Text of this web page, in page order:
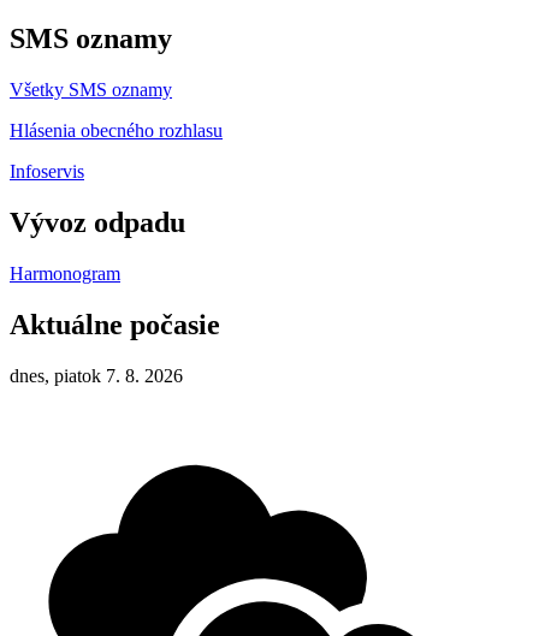
SMS oznamy
Všetky SMS oznamy
Hlásenia obecného rozhlasu
Infoservis
Vývoz odpadu
Harmonogram
Aktuálne počasie
dnes, piatok 7. 8. 2026